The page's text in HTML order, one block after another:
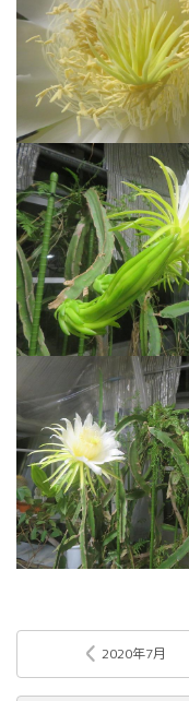
2020年7月